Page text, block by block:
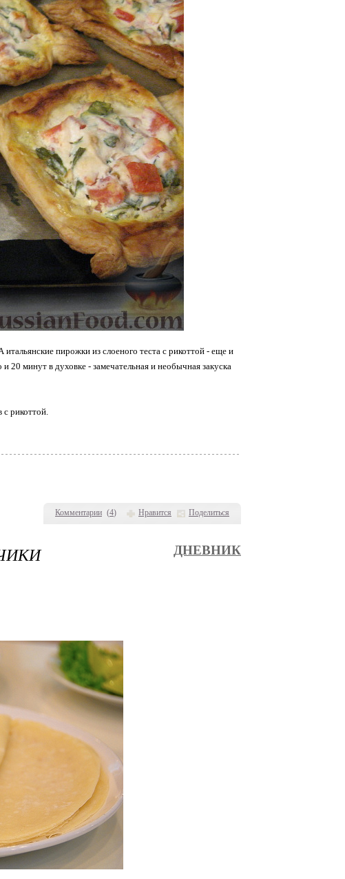
Комментарии (4) Нравится Поделиться
пирожки из слоеного теста с рикоттой - еще и
20 минут в духовке - замечательная и необычная закуска
рикоттой.
ДНЕВНИК